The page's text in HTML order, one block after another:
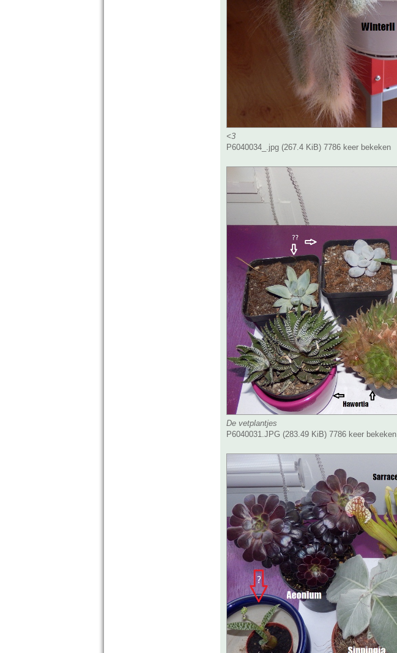
<3
P6040034_.jpg (267.4 KiB) 7786 keer bekeken
De vetplantjes
P6040031.JPG (283.49 KiB) 7786 keer bekeken